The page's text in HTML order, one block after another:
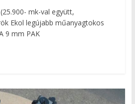
mk-val együtt,
Ekol legújabb műanyagtokos
9 mm PAK